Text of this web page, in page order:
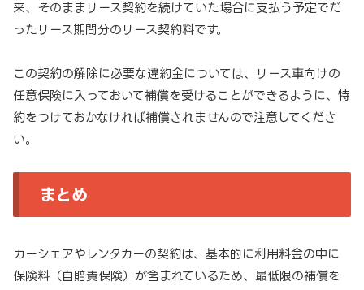
来、そのままリース契約を続けていた場合に支払う予定でだ
ったリース期間分のリース契約料です。
この契約の解除に必要な違約金については、リース車向けの
任意保険に入っておいて補償を受けることができるように、特
約をつけておかなければ補償されませんので注意してくださ
い。
まとめ
カーシェアやレンタカーの契約は、基本的に利用料金の中に
保険料（自賠責保険）が含まれているため、最低限の補償を